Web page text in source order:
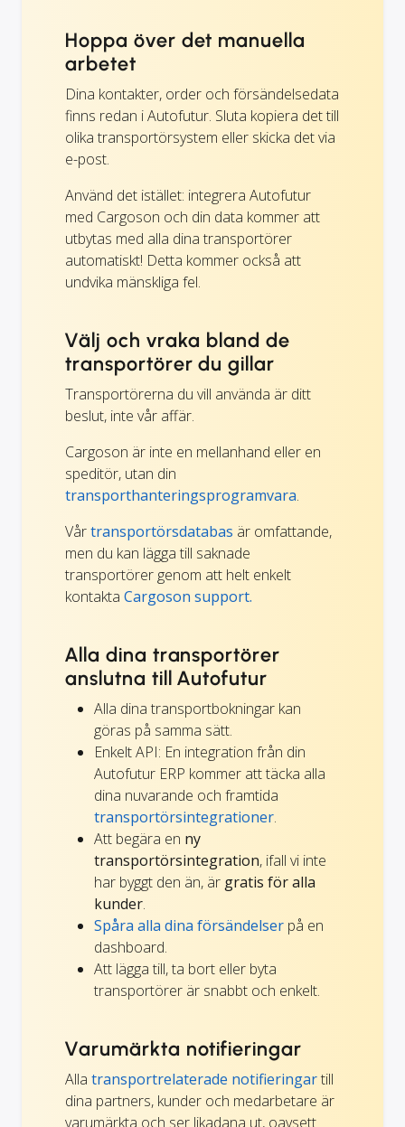
Hoppa över det manuella
arbetet
Dina kontakter, order och försändelsedata
finns redan i Autofutur. Sluta kopiera det till
olika transportörsystem eller skicka det via
e-post.
Använd det istället: integrera Autofutur
med Cargoson och din data kommer att
utbytas med alla dina transportörer
automatiskt! Detta kommer också att
undvika mänskliga fel.
Välj och vraka bland de
transportörer du gillar
Transportörerna du vill använda är ditt
beslut, inte vår affär.
Cargoson är inte en mellanhand eller en
speditör, utan din
transporthanteringsprogramvara.
Vårtransportörsdatabas är omfattande,
men du kan lägga till saknade
transportörer genom att helt enkelt
kontakta Cargoson support.
Alla dina transportörer
anslutna till Autofutur
Alla dina transportbokningar kan
göras på samma sätt.
Enkelt API: En integration från din
Autofutur ERP kommer att täcka alla
dina nuvarande och framtida
transportörsintegrationer.
Att begära en ny
transportörsintegration, ifall vi inte
har byggt den än, är gratis för alla
kunder.
Spåra alla dina försändelser på en
dashboard.
Att lägga till, ta bort eller byta
transportörer är snabbt och enkelt.
Varumärkta notifieringar
Alla transportrelaterade notifieringartill
dina partners, kunder och medarbetare är
varumärkta och ser likadana ut, oavsett